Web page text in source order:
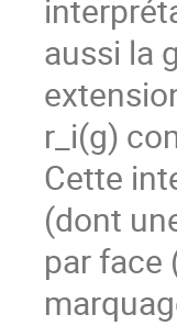
aussi la
r_i(g)
Cette
(dont
par face